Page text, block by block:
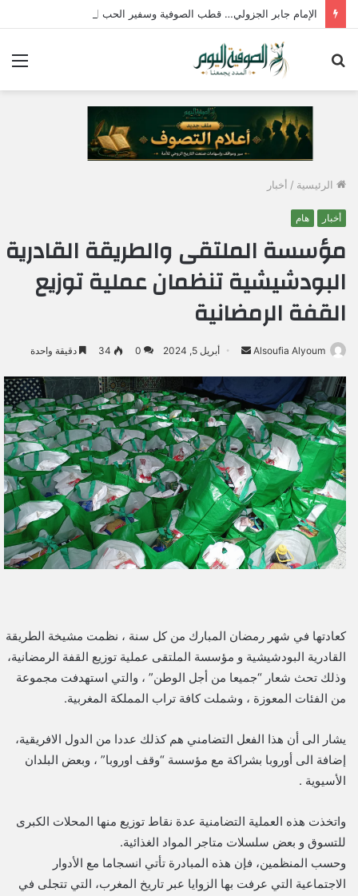
الإمام جابر الجزولي… قطب الصوفية وسفير الحب الإلهي في مصر
الرئيسية / أخبار
أخبار هام
مؤسسة الملتقى والطريقة القادرية
البودشيشية تنظمان عملية توزيع
القفة الرمضانية
Alsoufia Alyoum
ل
ب
ر
ي
د
ا
إ
ل
ك
ن
ي
ا
أبريل 5, 2024 0
34 دقيقة واحدة
كعادتها في شهر رمضان المبارك من كل سنة ، نظمت مشيخة الطريقة
القادرية البودشيشية و مؤسسة الملتقى عملية توزيع القفة الرمضانية،
وذلك تحث شعار “جميعا من أجل الوطن” ، والتي استهدفت مجموعة
من الفئات المعوزة ، وشملت كافة تراب المملكة المغربية.
يشار الى أن هذا الفعل التضامني هم كذلك عددا من الدول الافريقية،
إضافة الى أوروبا بشراكة مع مؤسسة “وقف اوروبا” ، وبعض البلدان
الأسيوية .
واتخذت هذه العملية التضامنية عدة نقاط توزيع منها المحلات الكبرى
للتسوق و بعض سلسلات متاجر المواد الغذائية.
وحسب المنظمين، فإن هذه المبادرة تأتي انسجاما مع الأدوار
الاجتماعية التي عرفت بها الزوايا عبر تاريخ المغرب، التي تتجلى في